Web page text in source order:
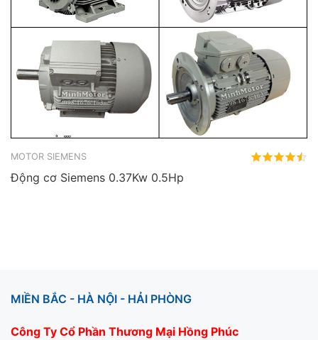
MOTOR SIEMENS
Động cơ Siemens 0.37Kw 0.5Hp
MIỀN BẮC - HÀ NỘI - HẢI PHÒNG
Công Ty Cổ Phần Thương Mại Hồng Phúc